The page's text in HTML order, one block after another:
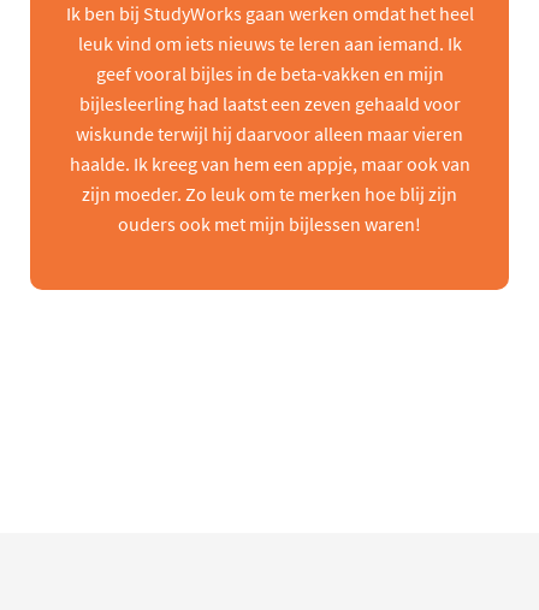
Ik ben bij StudyWorks gaan werken omdat het heel
leuk vind om iets nieuws te leren aan iemand. Ik
geef vooral bijles in de beta-vakken en mijn
bijlesleerling had laatst een zeven gehaald voor
wiskunde terwijl hij daarvoor alleen maar vieren
haalde. Ik kreeg van hem een appje, maar ook van
zijn moeder. Zo leuk om te merken hoe blij zijn
ouders ook met mijn bijlessen waren!